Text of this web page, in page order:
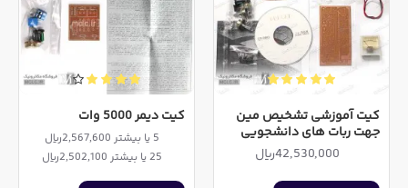
کیت آموزشی تشخیص مین
جهت ربات های دانشجویی
42,530,000ریال
کیت دیمر 5000 وات
5 یا بیشتر 2,567,600ریال
25 یا بیشتر 2,502,100ریال